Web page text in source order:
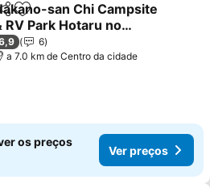
Adicionar aos favoritos
san Chi Campsite
RV Park Hotaru no
Camp - Vacation
42210v
preços
6
a 7.0 km de Centro da cidade
os preços
Ver preços